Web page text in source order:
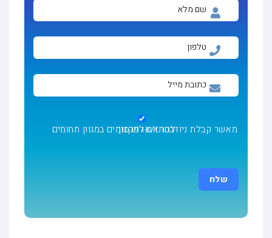
מאשר קבלת ניוזלטר ו/או פרסומים במגוון תחומים בהתאםלתקנון